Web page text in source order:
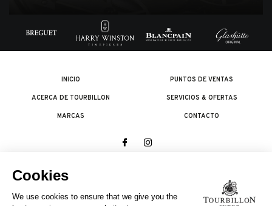
INICIO
ACERCA DE TOURBILLON
MARCAS
PUNTOS DE VENTAS
SERVICIOS & OFERTAS
CONTACTO